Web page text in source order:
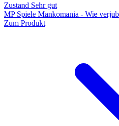
Zustand Sehr gut
MP Spiele Mankomania - Wie
Zum Produkt